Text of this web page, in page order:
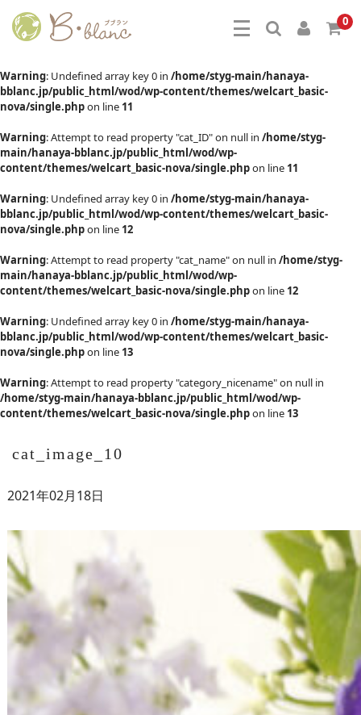
0
Warning: Undefined array key 0 in /home/styg-main/hanaya-
bblanc.jp/public_html/wod/wp-content/themes/welcart_basic-
nova/single.phpon line 11
Warning: Attempt to read property "cat_ID" on null in /home/styg-
main/hanaya-bblanc.jp/public_html/wod/wp-
content/themes/welcart_basic-nova/single.phpon line 11
Warning: Undefined array key 0 in /home/styg-main/hanaya-
bblanc.jp/public_html/wod/wp-content/themes/welcart_basic-
nova/single.phpon line 12
Warning: Attempt to read property "cat_name" on null in /home/styg-
main/hanaya-bblanc.jp/public_html/wod/wp-
content/themes/welcart_basic-nova/single.phpon line 12
Warning: Undefined array key 0 in /home/styg-main/hanaya-
bblanc.jp/public_html/wod/wp-content/themes/welcart_basic-
nova/single.phpon line 13
Warning: Attempt to read property "category_nicename" on null in
/home/styg-main/hanaya-bblanc.jp/public_html/wod/wp-
content/themes/welcart_basic-nova/single.phpon line 13
cat_image_10
2021年02月18日